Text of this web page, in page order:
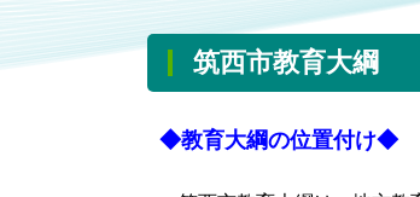
筑西市教育大綱
◆教育大綱の位置付け◆